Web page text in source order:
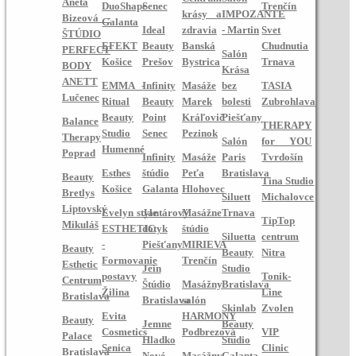
Bizeová -
ŠTÚDIO
PERFECT
BODY
ANETT
Lučenec
Balance
Therapy
Poprad
Beauty
Bretlys
Liptovský
Mikuláš
Beauty
Esthetic
Centrum
Bratislava
Beauty
Palace
Bratislava
DuoShape
Galanta
EFEKT
Košice
EMMA -
Ritual
Beauty
Studio
Humenné
Esthes
Košice
Evelyn style
ESTHETIC
-
Formovanie
postavy
Žilina
Evita
Cosmetics
Senica
Senec
Ideal
Beauty
Prešov
Infinity
Beauty
Point
Senec
Infinity
štúdio
Galanta
Jantárový
dotyk
Piešťany
Jein
Štúdio
Bratislava
Jemne
Hladko
krásy a
zdravia
Banská
Bystrica
Masáže
Marek
Kráľovič
Pezinok
Masáže
Peťa
Hlohovec
Masážne
štúdio
MIRIEVA
Trenčín
Masážny
salón
HARMONY
Podbrezová
IMPOZANTE
- Martin
Salón
Krása
bez
bolesti
Piešťany
Salón
Paris
Bratislava
Siluett
Trnava
Siluetta
Beauty
Studio
Bratislava
Skinlab
Beauty
Studio
Trenčín
Svet
Chudnutia
Trnava
TASIA
Zubrohlava
THERAPY
for YOU
Tvrdošín
Tina Studio
Michalovce
TipTop
centrum
Nitra
Tonik-
Line
Zvolen
VIP
Clinic